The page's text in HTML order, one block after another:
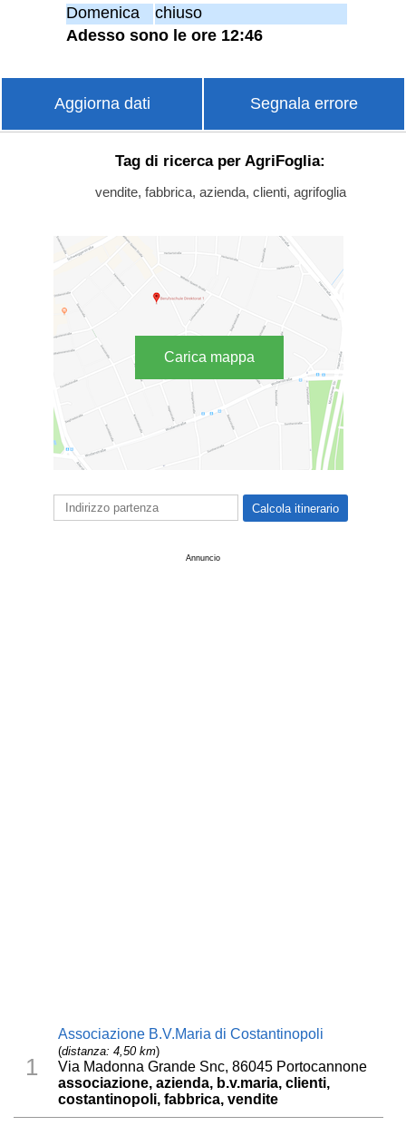
Domenica
chiuso
Adesso sono le ore 12:46
Aggiorna dati Segnala errore
Tag di ricerca per AgriFoglia:
vendite, fabbrica, azienda, clienti, agrifoglia
Carica mappa
Annuncio
1
Associazione B.V.Maria di Costantinopoli
(distanza: 4,50 km)
Via Madonna Grande Snc, 86045 Portocannone
associazione, azienda, b.v.maria, clienti,
costantinopoli, fabbrica, vendite